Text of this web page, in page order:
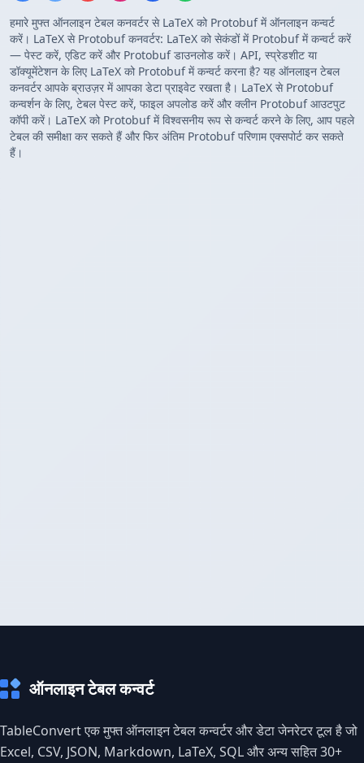
हमारे मुफ्त ऑनलाइन टेबल कनवर्टर से LaTeX को Protobuf में ऑनलाइन कन्वर्ट
करें। LaTeX से Protobuf कनवर्टर: LaTeX को सेकंडों में Protobuf में कन्वर्ट करें
— पेस्ट करें, एडिट करें और Protobuf डाउनलोड करें। API, स्प्रेडशीट या
डॉक्यूमेंटेशन के लिए LaTeX को Protobuf में कन्वर्ट करना है? यह ऑनलाइन टेबल
कनवर्टर आपके ब्राउज़र में आपका डेटा प्राइवेट रखता है। LaTeX से Protobuf
कन्वर्शन के लिए, टेबल पेस्ट करें, फाइल अपलोड करें और क्लीन Protobuf आउटपुट
कॉपी करें। LaTeX को Protobuf में विश्वसनीय रूप से कन्वर्ट करने के लिए, आप पहले
टेबल की समीक्षा कर सकते हैं और फिर अंतिम Protobuf परिणाम एक्सपोर्ट कर सकते
हैं।
ऑनलाइन टेबल कन्वर्ट
TableConvert एक मुफ्त ऑनलाइन टेबल कन्वर्टर और डेटा जेनरेटर टूल है जो
Excel, CSV, JSON, Markdown, LaTeX, SQL और अन्य सहित 30+